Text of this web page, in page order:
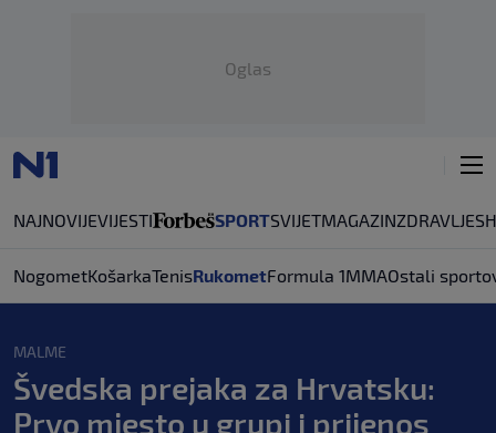
Oglas
NAJNOVIJEVIJESTI SPORTSVIJETMAGAZINZDRAVLJE
NogometKošarkaTenisRukometFormula 1MMAOstali
MALME
Švedska prejaka za Hrvatsku:
Prvo mjesto u grupi i prijenos